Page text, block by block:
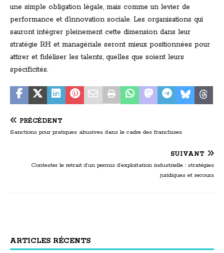
une simple obligation légale, mais comme un levier de
performance et d’innovation sociale. Les organisations qui
sauront intégrer pleinement cette dimension dans leur
stratégie RH et managériale seront mieux positionnées pour
attirer et fidéliser les talents, quelles que soient leurs
spécificités.
PRÉCÉDENT
Sanctions pour pratiques abusives dans le cadre des franchises
SUIVANT
Contester le retrait d’un permis d’exploitation industrielle : stratégies
juridiques et recours
ARTICLES RÉCENTS